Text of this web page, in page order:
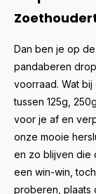
Dan ben je op
pandaberen
voorraad. Wat
tussen 125g,
voor je af en
onze mooie
en zo blijven die
een win-win,
proberen, plaats